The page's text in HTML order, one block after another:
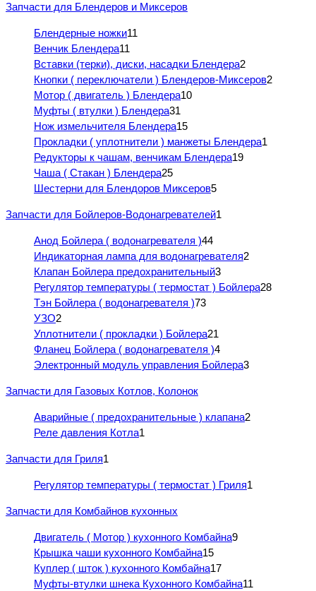
Запчасти для Блендеров и Миксеров
Блендерные ножки11
Венчик Блендера11
Вставки (терки), диски, насадки Блендера2
Кнопки ( переключатели ) Блендеров-Миксеров2
Мотор ( двигатель ) Блендера10
Муфты ( втулки ) Блендера31
Нож измельчителя Блендера15
Прокладки ( уплотнители ) манжеты Блендера1
Редукторы к чашам, венчикам Блендера19
Чаша ( Стакан ) Блендера25
Шестерни для Блендоров Миксеров5
Запчасти для Бойлеров-Водонагревателей1
Анод Бойлера ( водонагревателя )44
Индикаторная лампа для водонагревателя2
Клапан Бойлера предохранительный3
Регулятор температуры ( термостат ) Бойлера28
Тэн Бойлера ( водонагревателя )73
УЗО2
Уплотнители ( прокладки ) Бойлера21
Фланец Бойлера ( водонагревателя )4
Электронный модуль управления Бойлера3
Запчасти для Газовых Котлов, Колонок
Аварийные ( предохранительные ) клапана2
Реле давления Котла1
Запчасти для Гриля1
Регулятор температуры ( термостат ) Гриля1
Запчасти для Комбайнов кухонных
Двигатель ( Мотор ) кухонного Комбайна9
Крышка чаши кухонного Комбайна15
Куплер ( шток ) кухонного Комбайна17
Муфты-втулки шнека Кухонного Комбайна11